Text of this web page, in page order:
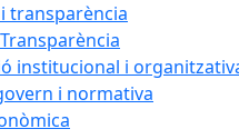
transparència
institucional i
i normativa